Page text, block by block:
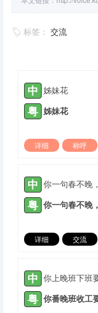
标签： 交流
中 姊妹花
粤 姊妹花
详细
称呼
中
粤
详细
交流
中
粤